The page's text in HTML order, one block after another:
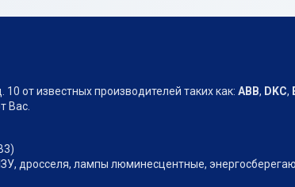
от известных производителей таких как: АВВ, DKC,
Вас.
дросселя, лампы люминесцентные,